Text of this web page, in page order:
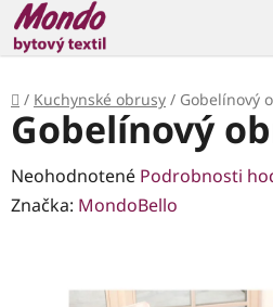
Prejsť
na
obsah
Domov
/ Kuchynské obrusy / Gobelínový
Gobelínový
Priemerné
hodnotenie
Neohodnotené Podrobnosti
Značka: MondoBello